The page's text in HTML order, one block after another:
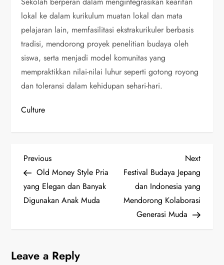
lokal ke dalam kurikulum muatan lokal dan mata
pelajaran lain, memfasilitasi ekstrakurikuler berbasis
tradisi, mendorong proyek penelitian budaya oleh
siswa, serta menjadi model komunitas yang
mempraktikkan nilai-nilai luhur seperti gotong royong
dan toleransi dalam kehidupan sehari-hari.
Culture
P
o
s
n
Previous
Post
Previous
Old Money Style Pria
yang Elegan dan Banyak
Digunakan Anak Muda
Next
Post
Next
Festival Budaya Jepang
dan Indonesia yang
Mendorong Kolaborasi
Generasi Muda
Leave a Reply